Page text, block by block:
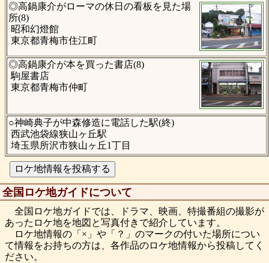
◎高鍋康介がローマの休日の看板を見た場
所(8)
昭和幻燈館
東京都青梅市住江町
◎高鍋康介が本を買った書店(8)
駒屋書店
東京都青梅市仲町
○神崎典子が中森修造に電話した駅(終)
西武池袋線狭山ヶ丘駅
埼玉県所沢市狭山ヶ丘1丁目
全国ロケ地ガイドについて
全国ロケ地ガイドでは、ドラマ、映画、特撮番組の撮影が
あったロケ地を地図と写真付きで紹介しています。
ロケ地情報の「×」や「？」のマークの付いた場所につい
て情報をお持ちの方は、各作品のロケ地情報から投稿してく
ださい。